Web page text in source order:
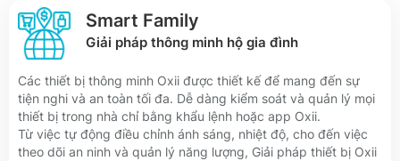
Smart Family
Giải pháp thông minh hộ gia đình
Các thiết bị thông minh Oxii được thiết kế để mang đến sự
tiện nghi và an toàn tối đa. Dễ dàng kiểm soát và quản lý mọi
thiết bị trong nhà chỉ bằng khẩu lệnh hoặc app Oxii.
Từ việc tự động điều chỉnh ánh sáng, nhiệt độ, cho đến việc
theo dõi an ninh và quản lý năng lượng, Giải pháp thiết bị Oxii